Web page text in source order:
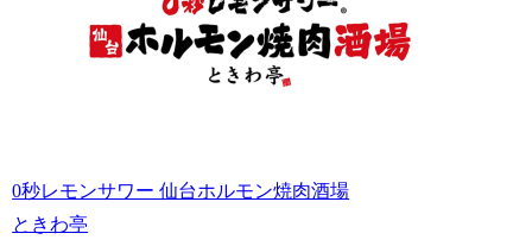
0秒レモンサワー 仙台ホルモン焼肉酒場
ときわ亭